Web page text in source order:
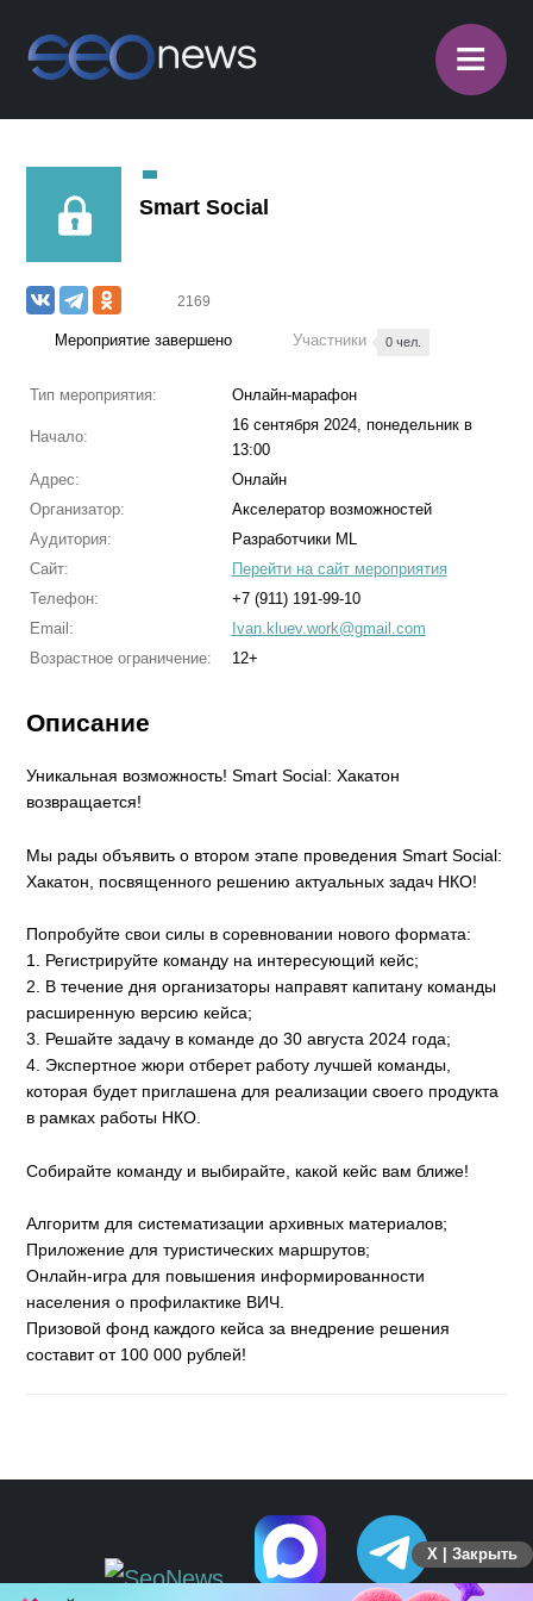
≡
Smart Social
2169
Мероприятие завершено Участники 0 чел.
Тип мероприятия: Онлайн-марафон
Начало:
16 сентября 2024, понедельник в
13:00
Адрес:
Онлайн
Организатор:
Акселератор возможностей
Аудитория:
Разработчики ML
Сайт:
Перейти на сайт мероприятия
Телефон:
+7 (911) 191-99-10
Email:
Ivan.kluev.work@gmail.com
Возрастное ограничение:
12+
Описание
Уникальная возможность! Smart Social: Хакатон
возвращается!
Мы рады объявить о втором этапе проведения Smart Social:
Хакатон, посвященного решению актуальных задач НКО!
Попробуйте свои силы в соревновании нового формата:
1. Регистрируйте команду на интересующий кейс;
2. В течение дня организаторы направят капитану команды
расширенную версию кейса;
3. Решайте задачу в команде до 30 августа 2024 года;
4. Экспертное жюри отберет работу лучшей команды,
которая будет приглашена для реализации своего продукта
в рамках работы НКО.
Собирайте команду и выбирайте, какой кейс вам ближе!
Алгоритм для систематизации архивных материалов;
Приложение для туристических маршрутов;
Онлайн-игра для повышения информированности
населения о профилактике ВИЧ.
Призовой фонд каждого кейса за внедрение решения
составит от 100 000 рублей!
X | Закрыть